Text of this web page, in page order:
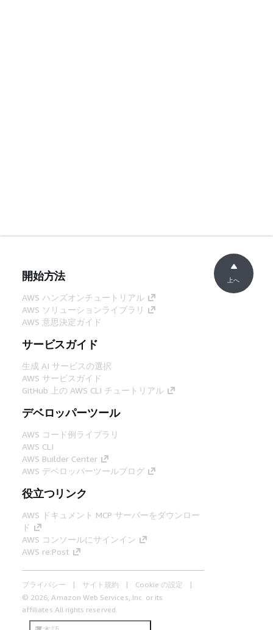
開始方法
AWS ハンズオンチュートリアル
AWS ソリューションライブラリ
AWS 意思決定ガイド
サービスガイド
生成 AI サービスの選択
AWS サービスガイド
GitHub 上の AWS CLI チュートリアル
デベロッパーツール
AWS コード例ライブラリ
AWS CLI
AWS Builder Center
AWS デベロッパーツールブログ
役立つリンク
AWS ドキュメント MCP サーバーをダウンロー
ド
AWS コンソールにサインイン
AWS re:Post
プライバシー サイト規約
Cookie の設定
© 2026, Amazon Web Services, Inc. or its
affiliates.All rights reserved.
上へ